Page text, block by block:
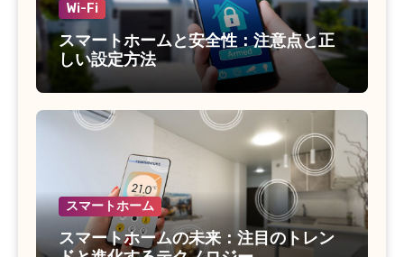
Wi-Fi
スマートホームと安全性：注意点と正
しい設定方法
スマートホーム
スマートホームの未来：注目のトレン